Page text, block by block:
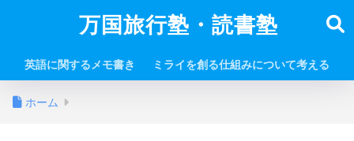
万国旅行塾・読書塾
英語に関するメモ書き ミライを創る仕組みについて考える
ホーム